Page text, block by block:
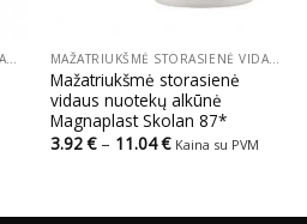
MAŽATRIUKŠMĖ STORASIENĖ VIDAUS NUOTEKŲ SISTEMA MAŽATRIUKŠMĖ STORASIENĖ VIDAUS NUOTEKŲ SISTEMA
Mažatriukšmė storasienė
vidaus nuotekų alkūnė
Magnaplast Skolan 87*
3.92€ – 11.04€Price
range:
Kaina su PVM